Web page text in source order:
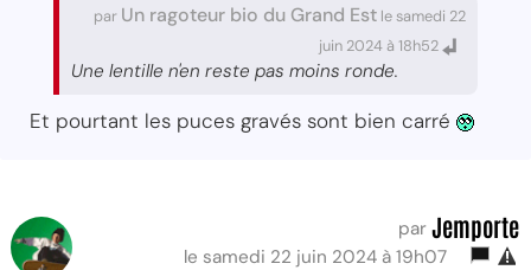
par Un ragoteur bio du Grand Est le samedi 22
juin 2024 à 18h52
Une lentille n'en reste pas moins ronde.
Et pourtant les puces gravés sont bien carré
par Jemporte
le samedi 22 juin 2024 à 19h07